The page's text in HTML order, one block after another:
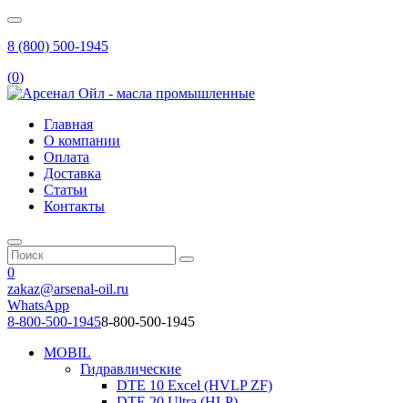
8 (800) 500-1945
(0)
Главная
О компании
Оплата
Доставка
Статьи
Контакты
0
zakaz@arsenal-oil.ru
WhatsApp
8-800-500-19458-800-500-1945
MOBIL
Гидравлические
DTE 10 Excel (HVLP ZF)